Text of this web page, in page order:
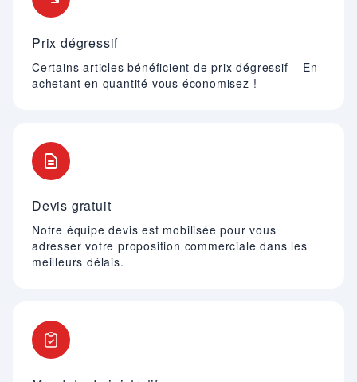
Prix dégressif
Certains articles bénéficient de prix dégressif – En
achetant en quantité vous économisez !
Devis gratuit
Notre équipe devis est mobilisée pour vous
adresser votre proposition commerciale dans les
meilleurs délais.